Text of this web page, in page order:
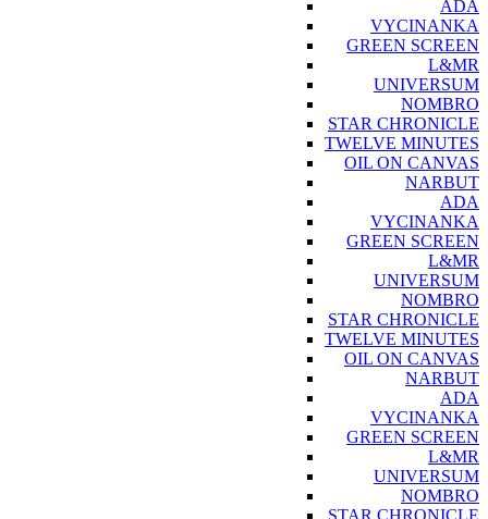
ADA
VYCINANKA
GREEN SCREEN
L&MR
UNIVERSUM
NOMBRO
STAR CHRONICLE
TWELVE MINUTES
OIL ON CANVAS
NARBUT
ADA
VYCINANKA
GREEN SCREEN
L&MR
UNIVERSUM
NOMBRO
STAR CHRONICLE
TWELVE MINUTES
OIL ON CANVAS
NARBUT
ADA
VYCINANKA
GREEN SCREEN
L&MR
UNIVERSUM
NOMBRO
STAR CHRONICLE